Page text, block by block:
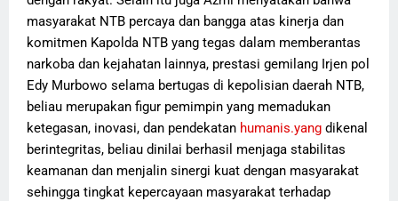
masyarakat NTB percaya dan bangga atas kinerja dan
komitmen Kapolda NTB yang tegas dalam memberantas
narkoba dan kejahatan lainnya, prestasi gemilang Irjen pol
Edy Murbowo selama bertugas di kepolisian daerah NTB,
beliau merupakan figur pemimpin yang memadukan
ketegasan, inovasi, dan pendekatan humanis.yang dikenal
berintegritas, beliau dinilai berhasil menjaga stabilitas
keamanan dan menjalin sinergi kuat dengan masyarakat
sehingga tingkat kepercayaan masyarakat terhadap